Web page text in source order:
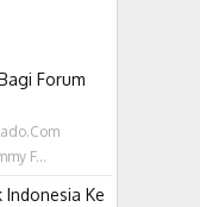
Forum
F...
Ke